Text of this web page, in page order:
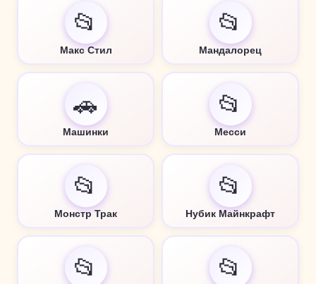
📂
Макс Стил
📂
Мандалорец
🚗
Машинки
📂
Месси
📂
Монстр Трак
📂
Нубик Майнкрафт
📂 📂